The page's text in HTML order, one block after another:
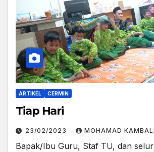
ARTIKEL CERMIN
Tiap Hari
23/02/2023 MOHAMAD KAMBALI
Bapak/Ibu Guru, Staf TU, dan